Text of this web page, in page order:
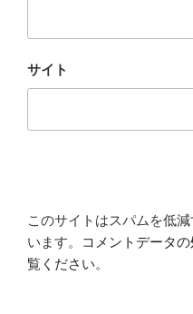
サイト
このサイトはスパムを低
います。
コメントデータ
覧ください。